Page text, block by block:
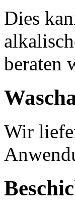
Dies
beraten
Wir